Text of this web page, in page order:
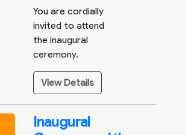
You are cordially
invited to attend
the inaugural
ceremony.
View Details
Inaugural